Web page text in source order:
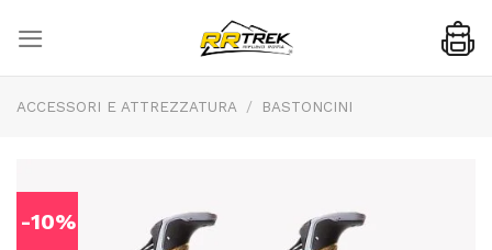
content
ACCESSORI E ATTREZZATURA / BASTONCINI
-10%